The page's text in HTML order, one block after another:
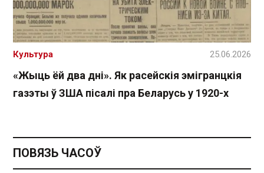
«Жыць ёй два дні». Як расейскія эмігранцкія
газэты ў ЗША пісалі пра Беларусь у 1920-х
Культура 25.06.2026
ПОВЯЗЬ ЧАСОЎ